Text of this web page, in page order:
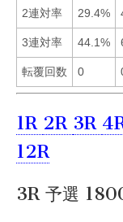
2連対率 29.4%
3連対率 44.1%
転覆回数 0
1R 2R 3R
12R
3R 予選